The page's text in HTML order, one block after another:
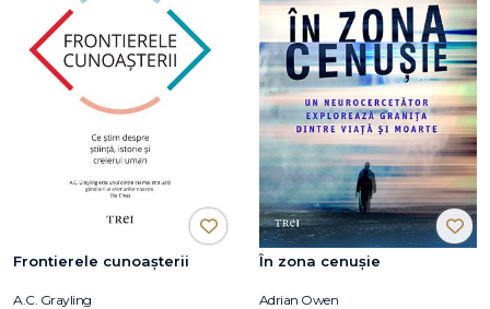
Frontierele cunoașterii
A.C. Grayling
În zona cenușie
Adrian Owen